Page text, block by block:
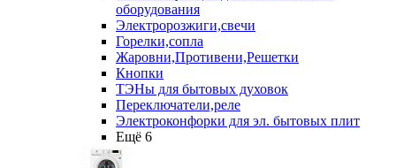
оборудования
Электророзжиги,свечи
Горелки,сопла
Жаровни,Противени,Решетки
Кнопки
ТЭНы для бытовых духовок
Переключатели,реле
Электроконфорки для эл. бытовых плит
Ещё 6